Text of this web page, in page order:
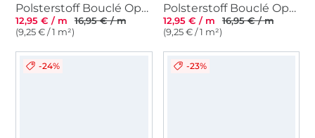
Polsterstoff Bouclé Optik Larry, beige
12,95 € / m
16,95 € / m
(9,25 € / 1 m²)
Polsterstoff Bouclé Optik Larry, blassgrün
12,95 € / m
16,95 € / m
(9,25 € / 1 m²)
-24% -23%